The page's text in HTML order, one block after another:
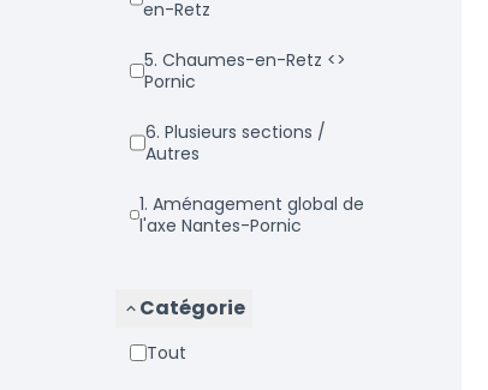
en-Retz
5. Chaumes-en-Retz <>
Pornic
6. Plusieurs sections /
Autres
1. Aménagement global de
l'axe Nantes-Pornic
Catégorie
Tout